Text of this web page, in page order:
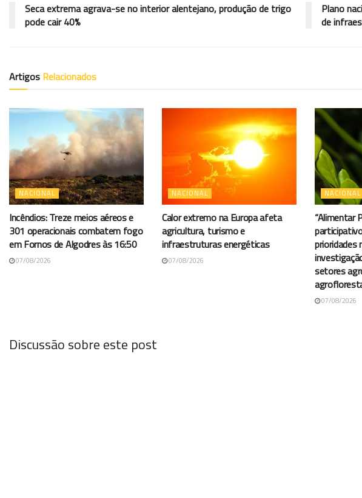
Seca extrema agrava-se no interior alentejano, produção de trigo
pode cair 40%
Plano
de
Artigos Relacionados
NACIONAL
Incêndios: Treze meios aéreos e
301 operacionais combatem fogo
em Fornos de Algodres às 16:50
07/08/2026
NACIONAL
Calor extremo na Europa afeta
agricultura, turismo e
infraestruturas energéticas
07/08/2026
NACIONAL
“Alimentar
prioridades
setores
07/08/2026
Discussão sobre este post